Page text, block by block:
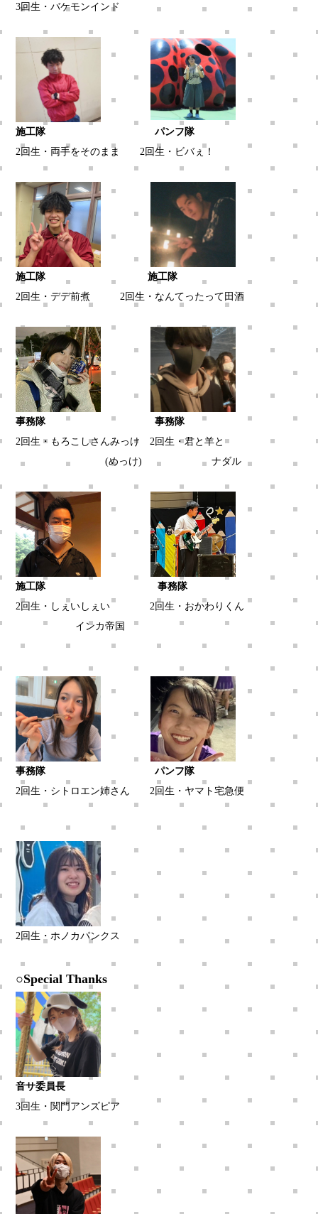
3回生・バケモンインド
施工隊 パンフ隊
2回生・両手をそのまま 2回生・ビバぇ！
施工隊 施工隊
2回生・デデ前煮 2回生・なんてったって田酒
事務隊 事務隊
2回生・もろこしさんみっけ 2回生・君と羊と
(めっけ) ナダル
施工隊 事務隊
2回生・しぇいしぇい 2回生・おかわりくん
インカ帝国
事務隊 パンフ隊
2回生・シトロエン姉さん 2回生・ヤマト宅急便
2回生・ホノカパンクス
○Special Thanks
音サ委員長
3回生・関門アンズピア